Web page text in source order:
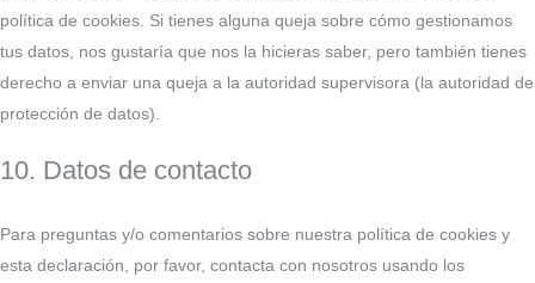
política de cookies. Si tienes alguna queja sobre cómo gestionamos
tus datos, nos gustaría que nos la hicieras saber, pero también tienes
derecho a enviar una queja a la autoridad supervisora (la autoridad de
protección de datos).
10. Datos de contacto
Para preguntas y/o comentarios sobre nuestra política de cookies y
esta declaración, por favor, contacta con nosotros usando los